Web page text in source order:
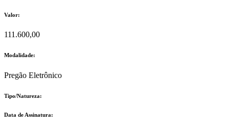
Valor:
111.600,00
Modalidade:
Pregão Eletrônico
Tipo/Natureza:
Data de Assinatura: